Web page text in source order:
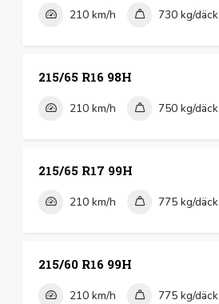
210 km/h 730 kg/däck
215/65 R16 98H
210 km/h 750 kg/däck
215/65 R17 99H
210 km/h 775 kg/däck
215/60 R16 99H
210 km/h 775 kg/däck